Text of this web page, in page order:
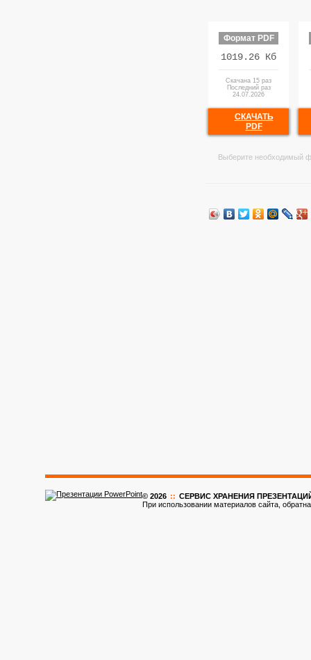
Формат PDF
1019.26 Кб
Скачана 15 раз
Последний раз
24.07.2026
СКАЧАТЬ
PDF
Выберите необходимый
© 2026 :: CЕРВИС ХРАНЕНИЯ ПРЕЗЕНТАЦИЙ
При использовании материалов сайта,